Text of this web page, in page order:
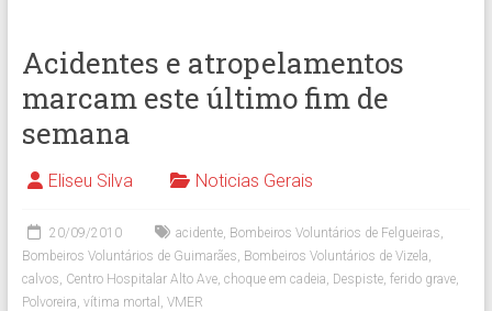
Acidentes e atropelamentos
marcam este último fim de
semana
Eliseu Silva Noticias Gerais
20/09/2010 acidente, Bombeiros Voluntários de Felgueiras,
Bombeiros Voluntários de Guimarães, Bombeiros Voluntários de Vizela,
calvos, Centro Hospitalar Alto Ave, choque em cadeia, Despiste, ferido grave,
Polvoreira, vítima mortal , VMER